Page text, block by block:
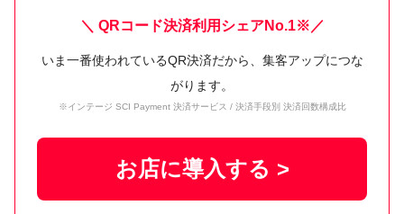
＼ QRコード決済利用シェアNo.1※／
いま一番使われているQR決済だから、集客アップにつな
がります。
※インテージ SCI Payment 決済サービス / 決済手段別 決済回数構成比
お店に導入する >